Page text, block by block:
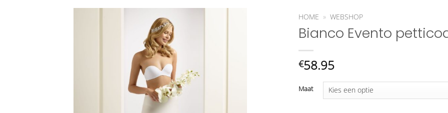
HOME » WEBSHOP
Bianco Evento
€58.95
Maat